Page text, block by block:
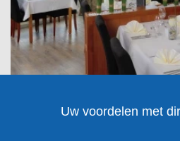
Uw voordelen met